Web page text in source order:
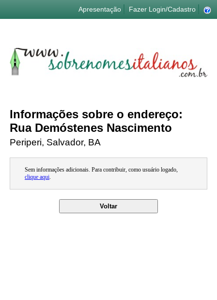
Apresentação Fazer Login/Cadastro
Informações sobre o endereço:
Rua Demóstenes Nascimento
Periperi, Salvador, BA
Sem informações adicionais. Para contribuir, como usuário logado,
clique aqui.
Voltar